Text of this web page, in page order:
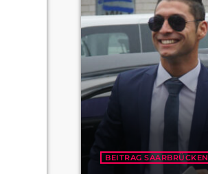
BEITRAG SAARBRÜCKEN